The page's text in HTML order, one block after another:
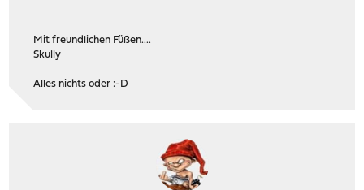
Mit freundlichen Füßen....
Skully
Alles nichts oder :-D